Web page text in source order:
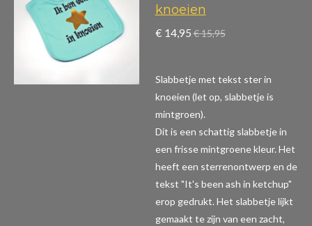
knoeien
€ 14,95 € 15,95
Slabbetje met tekst ster in
knoeien (let op, slabbetje is
mintgroen).
Dit is een schattig slabbetje in
een frisse mintgroene kleur. Het
heeft een sterrenontwerp en de
tekst "It's been ash in ketchup"
erop gedrukt. Het slabbetje lijkt
gemaakt te zijn van een zacht,